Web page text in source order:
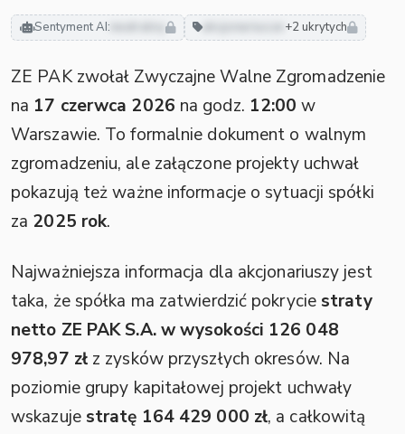
Sentyment AI: neutralny akcjonariusze +2 ukrytych
ZE PAK zwołał Zwyczajne Walne Zgromadzenie
na 17 czerwca 2026 na godz. 12:00 w
Warszawie. To formalnie dokument o walnym
zgromadzeniu, ale załączone projekty uchwał
pokazują też ważne informacje o sytuacji spółki
za 2025 rok.
Najważniejsza informacja dla akcjonariuszy jest
taka, że spółka ma zatwierdzić pokrycie straty
netto ZE PAK S.A. w wysokości 126 048
978,97 złz zysków przyszłych okresów. Na
poziomie grupy kapitałowej projekt uchwały
wskazuje stratę 164 429 000 zł, a całkowitą